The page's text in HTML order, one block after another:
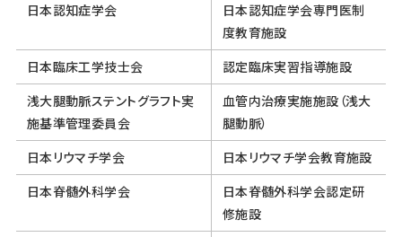
日本認知症学会
日本認知症学会専門医制
度教育施設
日本臨床工学技士会
認定臨床実習指導施設
浅大腿動脈ステントグラフト実
施基準管理委員会
血管内治療実施施設（浅大
腿動脈）
日本リウマチ学会
日本リウマチ学会教育施設
日本脊髄外科学会
日本脊髄外科学会認定研
修施設